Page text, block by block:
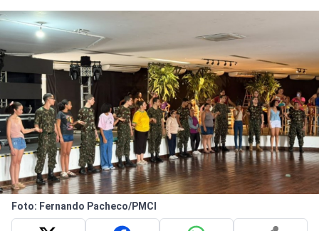
Foto: Fernando Pacheco/PMCI